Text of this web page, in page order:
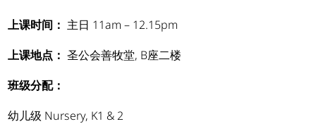
上课时间： 主日 11am – 12.15pm
上课地点： 圣公会善牧堂, B座二楼
班级分配：
幼儿级 Nursery, K1 & 2